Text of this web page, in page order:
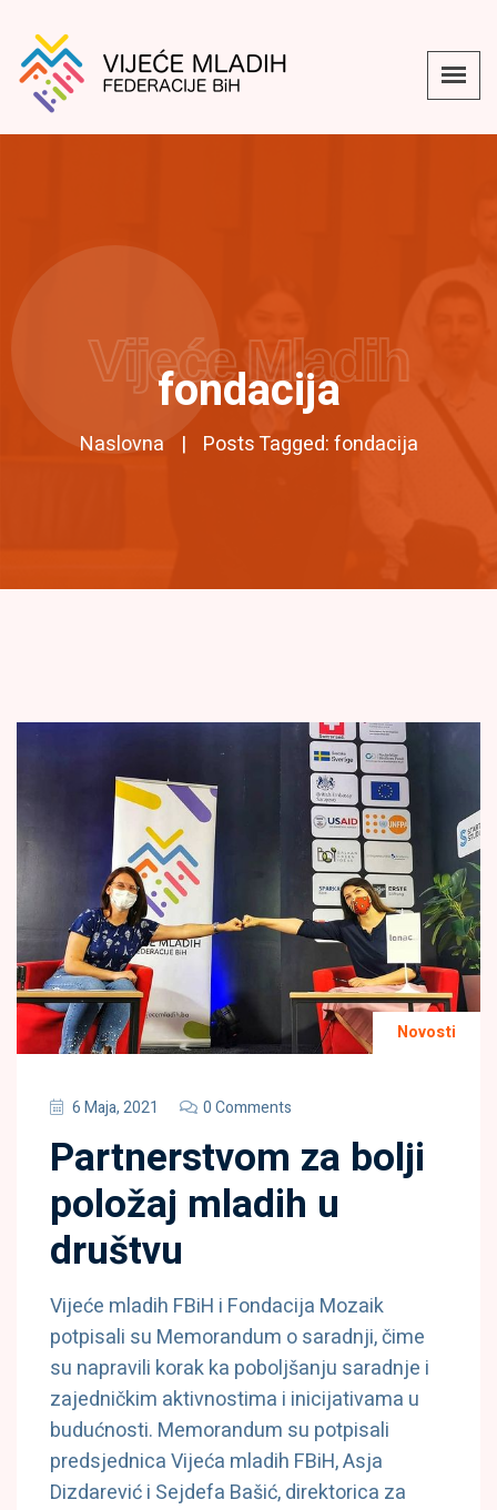
fondacija
Naslovna Posts Tagged: fondacija
Vijeće Mladih
Novosti
6 Maja, 2021 0 Comments
Partnerstvom za bolji
položaj mladih u
društvu
Vijeće mladih FBiH i Fondacija Mozaik
potpisali su Memorandum o saradnji, čime
su napravili korak ka poboljšanju saradnje i
zajedničkim aktivnostima i inicijativama u
budućnosti. Memorandum su potpisali
predsjednica Vijeća mladih FBiH, Asja
Dizdarević i Sejdefa Bašić, direktorica za